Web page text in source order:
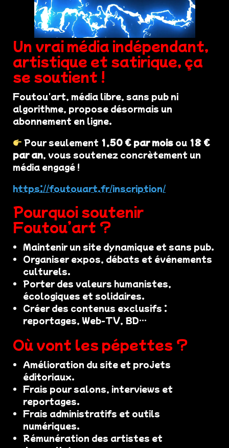
Un vrai média indépendant,
artistique et satirique, ça
se soutient !
Foutou'art, média libre, sans pub ni
algorithme, propose désormais un
abonnement en ligne.
Pour seulement 1,50 € par mois ou 18 €
par an, vous soutenez concrètement un
média engagé !
https://foutouart.fr/inscription/
Pourquoi soutenir
Foutou’art ?
Maintenir un site dynamique et sans pub.
Organiser expos, débats et événements
culturels.
Porter des valeurs humanistes,
écologiques et solidaires.
Créer des contenus exclusifs :
reportages, Web-TV, BD…
Où vont les pépettes ?
Amélioration du site et projets
éditoriaux.
Frais pour salons, interviews et
reportages.
Frais administratifs et outils
numériques.
Rémunération des artistes et